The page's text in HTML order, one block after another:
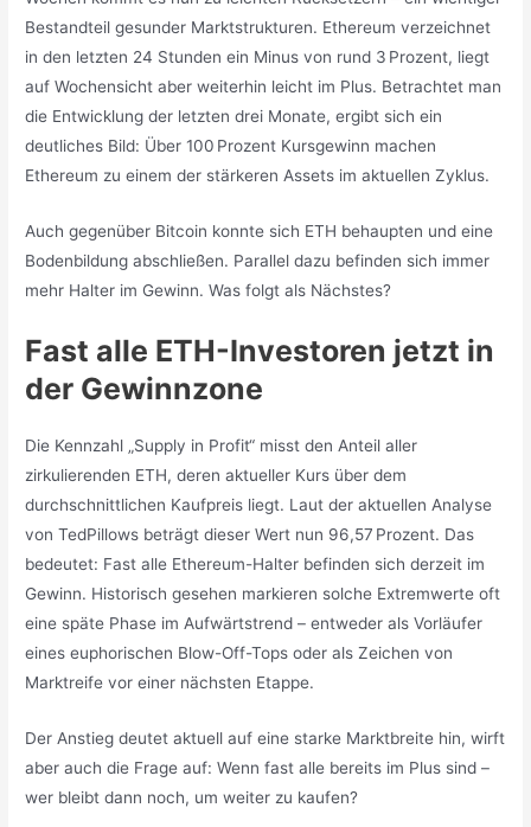
Bestandteil gesunder Marktstrukturen. Ethereum verzeichnet
in den letzten 24 Stunden ein Minus von rund 3 Prozent, liegt
auf Wochensicht aber weiterhin leicht im Plus. Betrachtet man
die Entwicklung der letzten drei Monate, ergibt sich ein
deutliches Bild: Über 100 Prozent Kursgewinn machen
Ethereum zu einem der stärkeren Assets im aktuellen Zyklus.
Auch gegenüber Bitcoin konnte sich ETH behaupten und eine
Bodenbildung abschließen. Parallel dazu befinden sich immer
mehr Halter im Gewinn. Was folgt als Nächstes?
Fast alle ETH-Investoren jetzt in
der Gewinnzone
Die Kennzahl „Supply in Profit“ misst den Anteil aller
zirkulierenden ETH, deren aktueller Kurs über dem
durchschnittlichen Kaufpreis liegt. Laut der aktuellen Analyse
von TedPillows beträgt dieser Wert nun 96,57 Prozent. Das
bedeutet: Fast alle Ethereum-Halter befinden sich derzeit im
Gewinn. Historisch gesehen markieren solche Extremwerte oft
eine späte Phase im Aufwärtstrend – entweder als Vorläufer
eines euphorischen Blow-Off-Tops oder als Zeichen von
Marktreife vor einer nächsten Etappe.
Der Anstieg deutet aktuell auf eine starke Marktbreite hin, wirft
aber auch die Frage auf: Wenn fast alle bereits im Plus sind –
wer bleibt dann noch, um weiter zu kaufen?